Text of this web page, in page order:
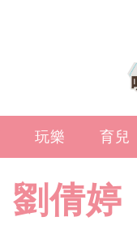
玩樂 育兒
劉倩婷